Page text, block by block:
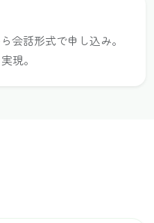
会話形式で申し込み。
現。